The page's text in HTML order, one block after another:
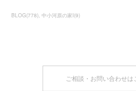
BLOG(778) 中小河原の家Ⅰ(9)
ご相談・お問い合わせは